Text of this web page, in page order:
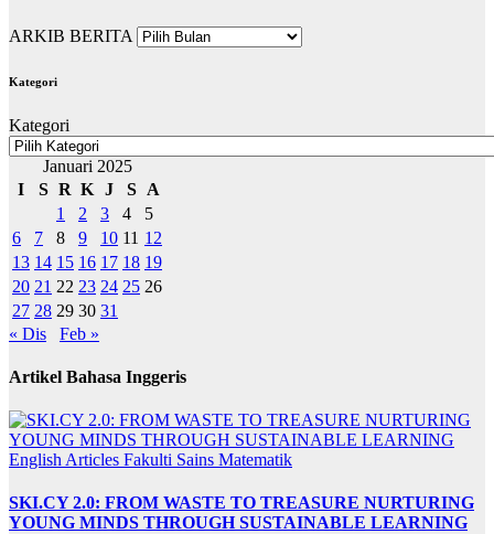
ARKIB BERITA
Kategori
Kategori
Januari 2025
I
S R K J S
A
1
2 3 4
5
6
7 8 9 10 11 12
13 14 15 16 17 18 19
20 21 22 23 24 25 26
27 28 29 30 31
« Dis
Feb »
Artikel Bahasa Inggeris
English Articles Fakulti Sains Matematik
SKI.CY 2.0: FROM WASTE TO TREASURE NURTURING
YOUNG MINDS THROUGH SUSTAINABLE LEARNING